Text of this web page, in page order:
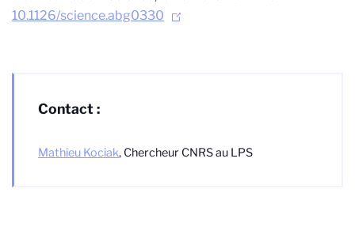
10.1126/science.abg0330
Contact :
Mathieu Kociak, Chercheur CNRS au LPS